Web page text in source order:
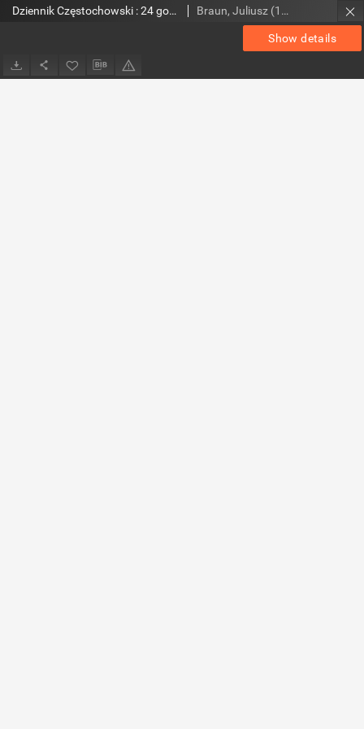
Show details
Dziennik Częstochowski : 24 godziny, 1991, R.2, nr 103 Braun, Juliusz (1948- ). Red.